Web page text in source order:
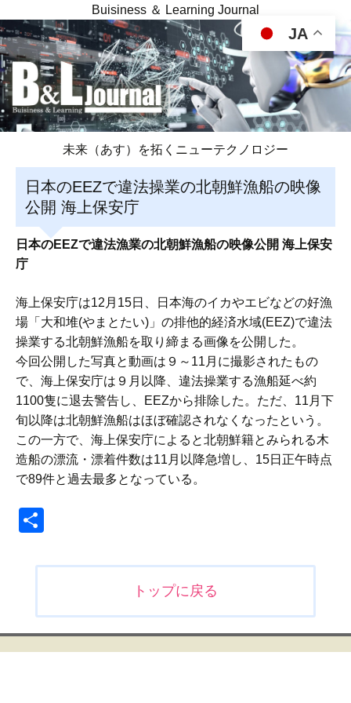
Buisiness ＆ Learning Journal
未来（あす）を拓くニューテクノロジー
日本のEEZで違法操業の北朝鮮漁船の映像
公開 海上保安庁
日本のEEZで違法漁業の北朝鮮漁船の映像公開 海上保安
庁
海上保安庁は12月15日、日本海のイカやエビなどの好漁
場「大和堆(やまとたい)」の排他的経済水域(EEZ)で違法
操業する北朝鮮漁船を取り締まる画像を公開した。
今回公開した写真と動画は９～11月に撮影されたもの
で、海上保安庁は９月以降、違法操業する漁船延べ約
1100隻に退去警告し、EEZから排除した。ただ、11月下
旬以降は北朝鮮漁船はほぼ確認されなくなったという。
この一方で、海上保安庁によると北朝鮮籍とみられる木
造船の漂流・漂着件数は11月以降急増し、15日正午時点
で89件と過去最多となっている。
ビ
ゲ
トップに戻る
JA